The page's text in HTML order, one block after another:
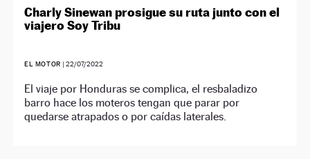
Charly Sinewan prosigue su ruta junto con el
viajero Soy Tribu
EL MOTOR | 22/07/2022
El viaje por Honduras se complica, el resbaladizo
barro hace los moteros tengan que parar por
quedarse atrapados o por caídas laterales.